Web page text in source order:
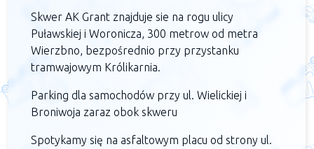
Skwer AK Grant znajduje sie na rogu ulicy
Puławskiej i Woronicza, 300 metrow od metra
Wierzbno, bezpośrednio przy przystanku
tramwajowym Królikarnia.
Parking dla samochodów przy ul. Wielickiej i
Broniwoja zaraz obok skweru
Spotykamy się na asfaltowym placu od strony ul.